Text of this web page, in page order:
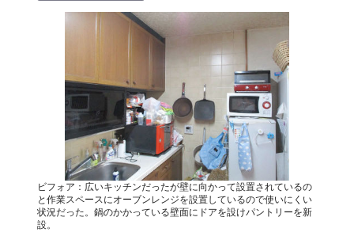
ビフォア：広いキッチンだったが壁に向かって設置されているの
と作業スペースにオーブンレンジを設置しているので使いにくい
状況だった。鍋のかかっている壁面にドアを設けパントリーを新
設。